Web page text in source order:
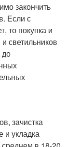
закончить
Если с
то покупка и
светильников
до
зачистка
и укладка